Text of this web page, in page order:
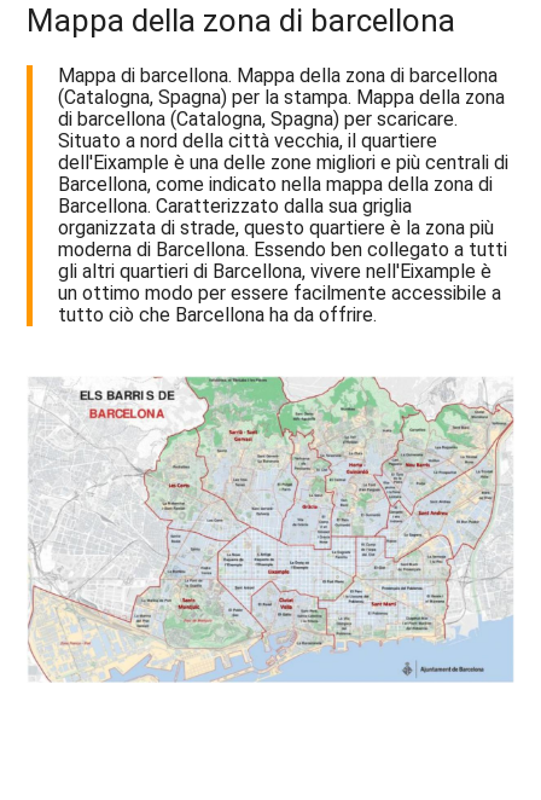
Mappa della zona di barcellona
Mappa di barcellona. Mappa della zona di barcellona
(Catalogna, Spagna) per la stampa. Mappa della zona
di barcellona (Catalogna, Spagna) per scaricare.
Situato a nord della città vecchia, il quartiere
dell'Eixample è una delle zone migliori e più centrali di
Barcellona, come indicato nella mappa della zona di
Barcellona. Caratterizzato dalla sua griglia
organizzata di strade, questo quartiere è la zona più
moderna di Barcellona. Essendo ben collegato a tutti
gli altri quartieri di Barcellona, vivere nell'Eixample è
un ottimo modo per essere facilmente accessibile a
tutto ciò che Barcellona ha da offrire.